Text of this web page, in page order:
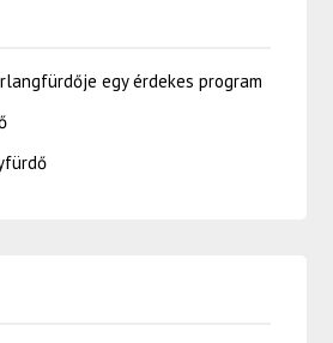
egy érdekes program